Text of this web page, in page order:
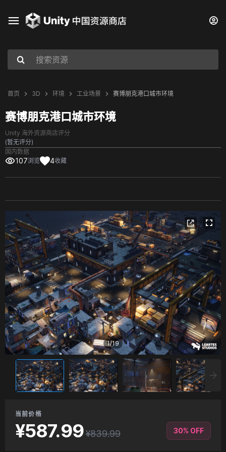
首页 3D 环境 工业场景 赛博朋克港口城市环境
赛博朋克港口城市环境
Unity 海外资源商店评分
(暂无评分)
国内数据
107浏览 4收藏
1/19
当前价格
¥587.99¥839.99 30% OFF